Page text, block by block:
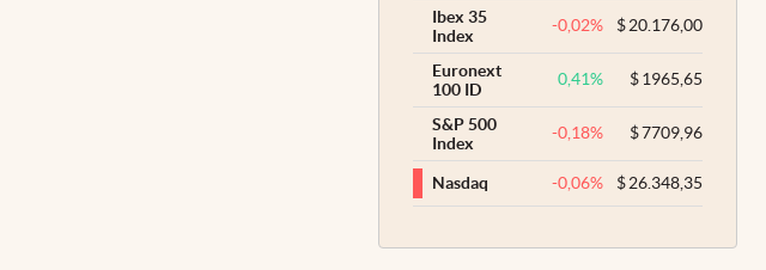
Ibex 35
Index
-0,02% $20.176,00
Euronext
100 ID
0,41% $1965,65
S&P 500
Index
-0,18% $7709,96
Nasdaq -0,06% $26.348,35